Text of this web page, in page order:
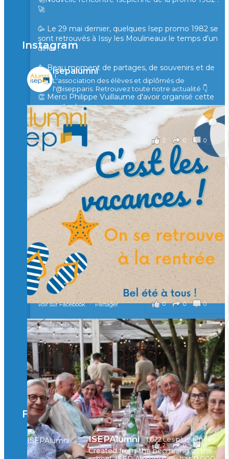
🚀
🥳 Le 29 mai dernier, quelques Isep promo 1982 se
sont retrouvés à Issy les Moulineaux le temps d'un
diner !
🥳 Beau moment de partages, de souvenirs et de
rires !
👏 Merci Philippe Vuillaume d'avoir organisé cette
rencontre !
il y a 2 mois
2 0 0
Voir sur Facebook · Partager
🙏 Soutenez l’Isep via la taxe d’apprentissage 2026
et contribuons ensemble à former les générations
d’ingénieurs de demain. 🙏
Merci à tous !
🎯 Taxe d’apprentissage 2026 : avec l'Isep, investissez pour
un numérique au service de l'humain !
À l’Isep, nous formons des ingénieurs, des bachelors, des
Mastères Spécialisés, qui allient excellence technologique et
valeurs humaines, au cœur de notre pro
...Voir plus
il y a 2 mois
0 0 0
Voir sur Facebook · Partager
🚀Afterwork à Genève 🚀
🥳 Le 22 avril dernier, 14 Alumni vivant / travaillant
en Suisse ont partagé un moment convivial de
retrouvailles et d'échanges !
Merci à tous pour votre présence et à Alexandre
CHEA pour l'organisation !
il y a 3 mois
2 0 0
Voir sur Facebook · Partager
Instagram
isepalumni
L'association des élèves et diplômés de
l'@isepparis. Retrouvez toute notre actualité 👇
Facebook
ISEPAlumni 1,022 Les plus aimées
Created from the beginning of the